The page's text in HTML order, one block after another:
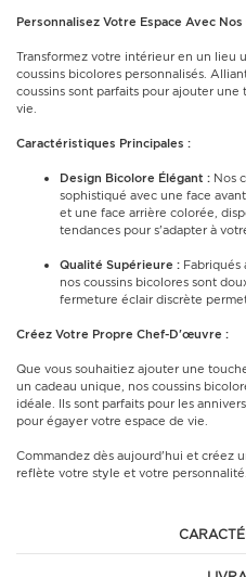
Personnalisez Votre Espace Avec
Transformez votre intérieur en un lieu
coussins bicolores personnalisés.
coussins sont parfaits pour ajouter
vie.
Caractéristiques Principales :
Design Bicolore Élégant : Nos
sophistiqué avec une face
et une face arrière colorée,
tendances pour s'adapter à
Qualité Supérieure : Fabriqués
nos coussins bicolores sont
fermeture éclair discrète
Créez Votre Propre Chef-D'œuvre :
Que vous souhaitiez ajouter une
un cadeau unique, nos coussins
idéale. Ils sont parfaits pour les
pour égayer votre espace de vie.
Commandez dès aujourd'hui et créez
reflète votre style et votre personnalité.